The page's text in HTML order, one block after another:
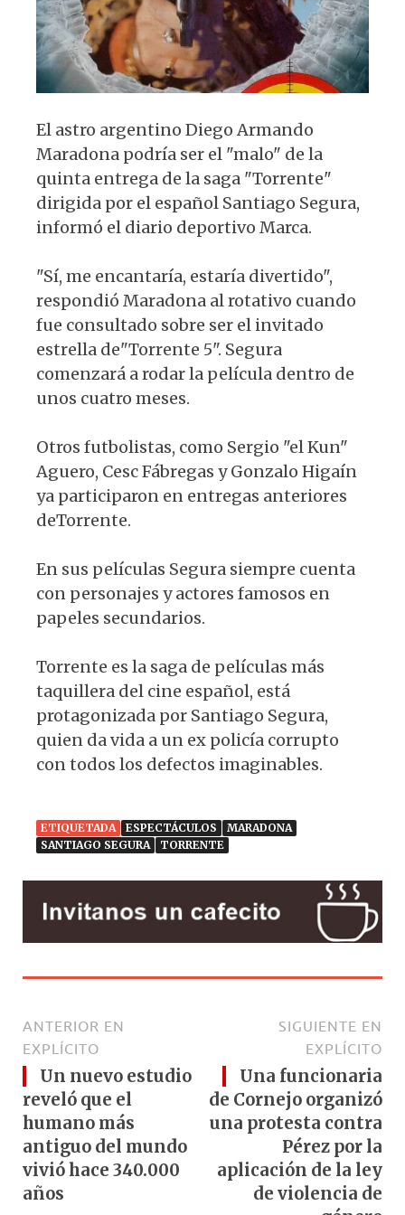
El astro argentino Diego Armando
Maradona podría ser el "malo" de la
quinta entrega de la saga "Torrente"
dirigida por el español Santiago Segura,
informó el diario deportivo Marca.
"Sí, me encantaría, estaría divertido",
respondió Maradona al rotativo cuando
fue consultado sobre ser el invitado
estrella de"Torrente 5". Segura
comenzará a rodar la película dentro de
unos cuatro meses.
Otros futbolistas, como Sergio "el Kun"
Aguero, Cesc Fábregas y Gonzalo Higaín
ya participaron en entregas anteriores
deTorrente.
En sus películas Segura siempre cuenta
con personajes y actores famosos en
papeles secundarios.
Torrente es la saga de películas más
taquillera del cine español, está
protagonizada por Santiago Segura,
quien da vida a un ex policía corrupto
con todos los defectos imaginables.
ETIQUETADA ESPECTÁCULOS
MARADONA
SANTIAGO SEGURA
TORRENTE
ANTERIOR EN
EXPLÍCITO
Un nuevo estudio
reveló que el
humano más
antiguo del mundo
vivió hace 340.000
años
SIGUIENTE EN
EXPLÍCITO
Una funcionaria
de Cornejo organizó
una protesta contra
Pérez por la
aplicación de la ley
de violencia de